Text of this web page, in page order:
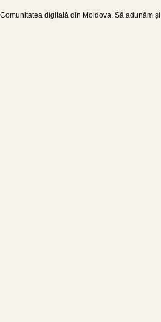
Comunitatea digitală din Moldova. Să adunăm